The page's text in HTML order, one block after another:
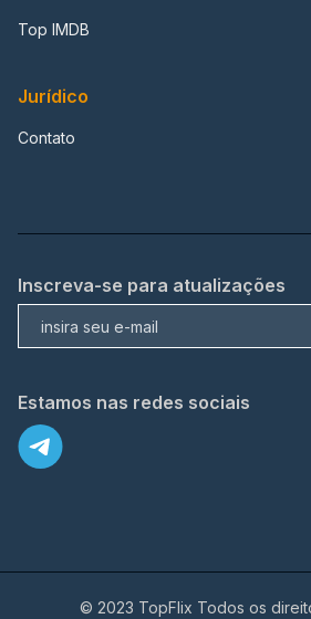
Top IMDB
Jurídico
Contato
Inscreva-se para atualizações
Estamos nas redes sociais
© 2023 TopFlix Todos os